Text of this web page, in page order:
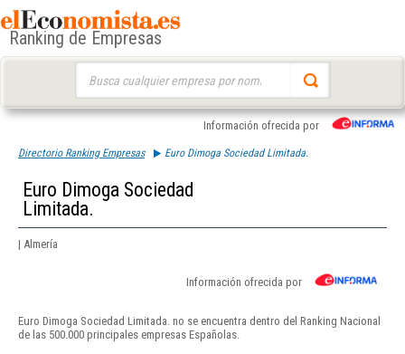
Ranking de Empresas
Información ofrecida por
Directorio Ranking Empresas Euro Dimoga Sociedad Limitada.
Euro Dimoga Sociedad
Limitada.
| Almería
Información ofrecida por
Euro Dimoga Sociedad Limitada. no se encuentra dentro del Ranking Nacional
de las 500.000 principales empresas Españolas.